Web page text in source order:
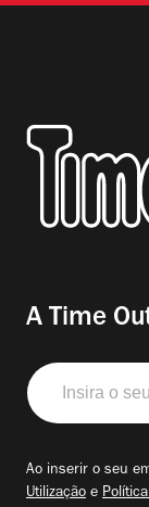
A Time
Insira
o
seu
Ao inserir o seu
Utilização e